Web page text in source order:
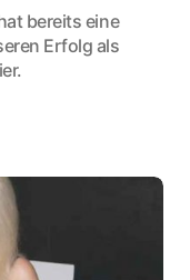
bereits eine
Erfolg als